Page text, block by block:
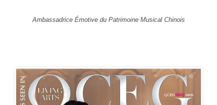
Ambassadrice Émotive du Patrimoine Musical Chinois